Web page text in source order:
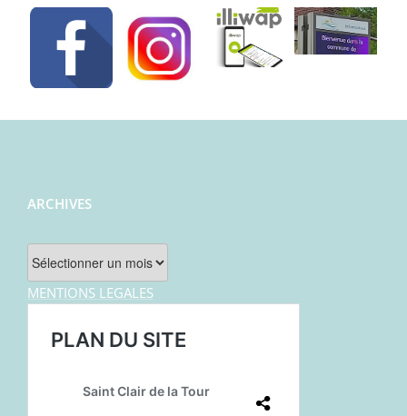
ARCHIVES
Archives
MENTIONS LEGALES